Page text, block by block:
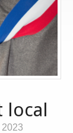
local